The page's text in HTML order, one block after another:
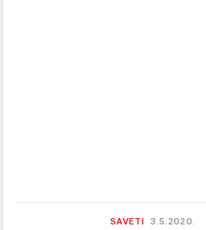
SAVETI 3.5.2020.